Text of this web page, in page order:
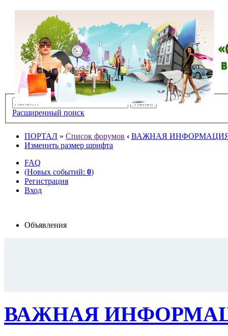
Расширенный поиск
ПОРТАЛ » Список форумов ‹ ВАЖНАЯ
Изменить размер шрифта
FAQ
(Новых событий: 0)
Регистрация
Вход
Объявления
ВАЖНАЯ